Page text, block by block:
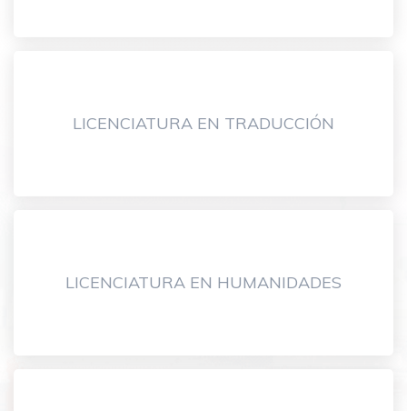
LICENCIATURA EN TRADUCCIÓN
LICENCIATURA EN HUMANIDADES